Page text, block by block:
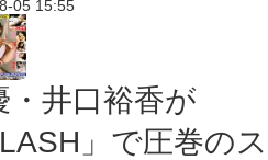
05 15:55
・井口裕香が
」で圧巻のス